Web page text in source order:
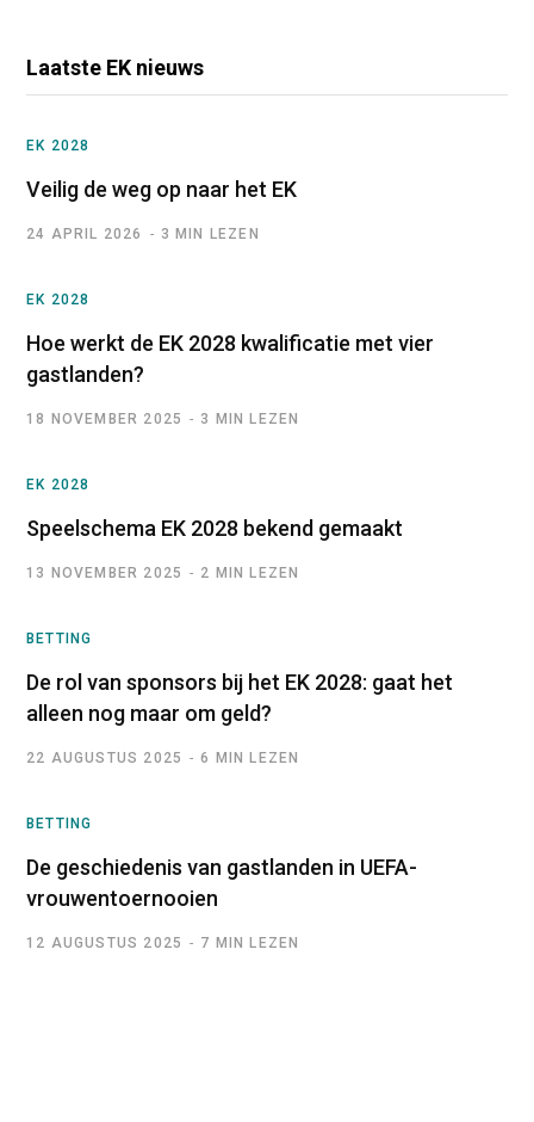
Laatste EK nieuws
EK 2028
Veilig de weg op naar het EK
24 APRIL 2026 3 MIN LEZEN
EK 2028
Hoe werkt de EK 2028 kwalificatie met vier
gastlanden?
18 NOVEMBER 2025 3 MIN LEZEN
EK 2028
Speelschema EK 2028 bekend gemaakt
13 NOVEMBER 2025 2 MIN LEZEN
BETTING
De rol van sponsors bij het EK 2028: gaat het
alleen nog maar om geld?
22 AUGUSTUS 2025 6 MIN LEZEN
BETTING
De geschiedenis van gastlanden in UEFA-
vrouwentoernooien
12 AUGUSTUS 2025 7 MIN LEZEN